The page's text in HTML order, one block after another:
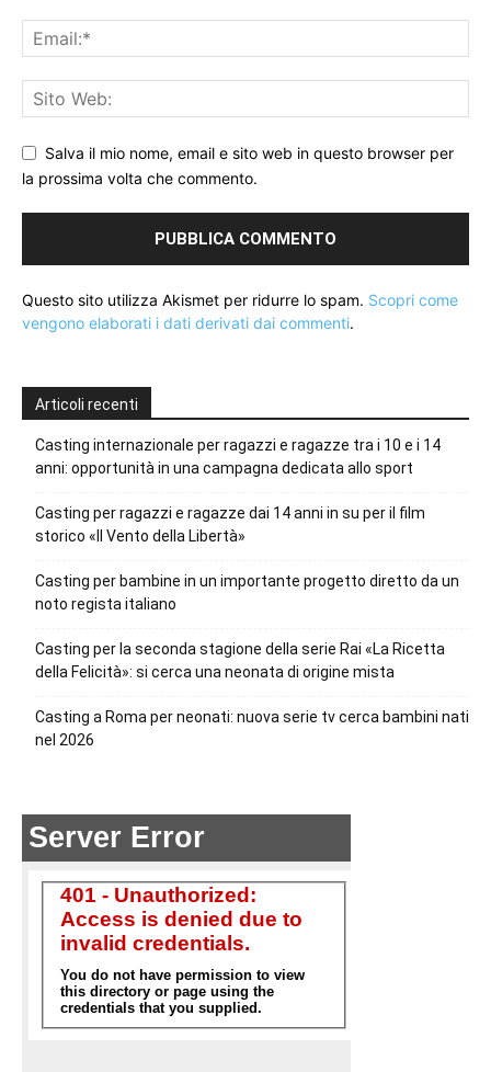
Salva il mio nome, email e sito web in questo browser per
la prossima volta che commento.
Questo sito utilizza Akismet per ridurre lo spam. Scopri come
vengono elaborati i dati derivati dai commenti.
Articoli recenti
Casting internazionale per ragazzi e ragazze tra i 10 e i 14
anni: opportunità in una campagna dedicata allo sport
Casting per ragazzi e ragazze dai 14 anni in su per il film
storico «Il Vento della Libertà»
Casting per bambine in un importante progetto diretto da un
noto regista italiano
Casting per la seconda stagione della serie Rai «La Ricetta
della Felicità»: si cerca una neonata di origine mista
Casting a Roma per neonati: nuova serie tv cerca bambini nati
nel 2026